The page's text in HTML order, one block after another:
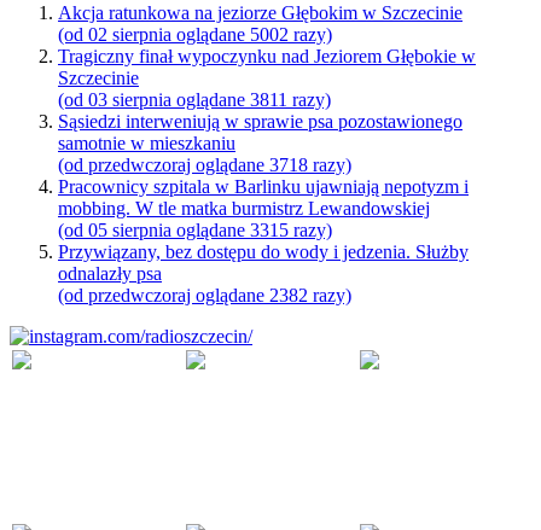
Akcja ratunkowa na jeziorze Głębokim w Szczecinie
(od 02 sierpnia oglądane 5002 razy)
Tragiczny finał wypoczynku nad Jeziorem Głębokie w
Szczecinie
(od 03 sierpnia oglądane 3811 razy)
Sąsiedzi interweniują w sprawie psa pozostawionego
samotnie w mieszkaniu
(od przedwczoraj oglądane 3718 razy)
Pracownicy szpitala w Barlinku ujawniają nepotyzm i
mobbing. W tle matka burmistrz Lewandowskiej
(od 05 sierpnia oglądane 3315 razy)
Przywiązany, bez dostępu do wody i jedzenia. Służby
odnalazły psa
(od przedwczoraj oglądane 2382 razy)